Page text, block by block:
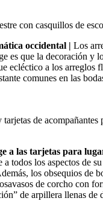
occidental | Los
es que la decoración
ecléctico a los
comunes en las
a las tarjetas para
todos los aspectos de
los obsequios de
de corcho con
de arpillera llenas de